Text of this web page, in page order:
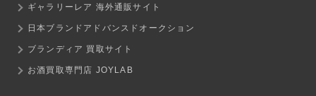
ギャラリーレア 海外通販サイト
日本ブランドアドバンスドオークション
ブランディア 買取サイト
お酒買取専門店 JOYLAB